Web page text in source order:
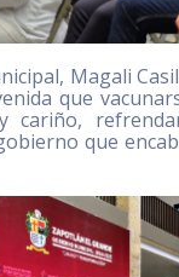
Magali
que
cariño,
que